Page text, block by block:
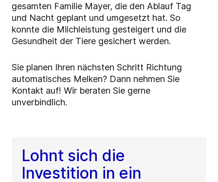
gesamten Familie Mayer, die den Ablauf Tag
und Nacht geplant und umgesetzt hat. So
konnte die Milchleistung gesteigert und die
Gesundheit der Tiere gesichert werden.
Sie planen Ihren nächsten Schritt Richtung
automatisches Melken? Dann nehmen Sie
Kontakt auf! Wir beraten Sie gerne
unverbindlich.
Lohnt sich die
Investition in ein